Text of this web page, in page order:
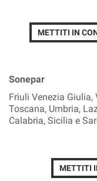
METTITI IN
Sonepar
Friuli Venezia Giulia,
Toscana, Umbria,
Calabria, Sicilia e
METTITI